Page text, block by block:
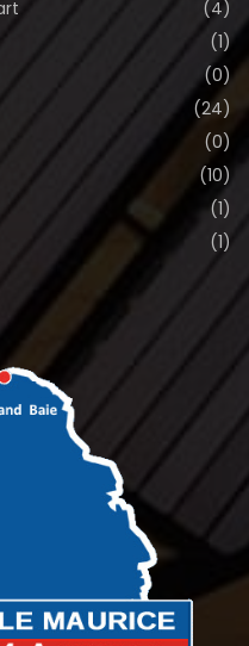
(4)
(1)
(0)
(24)
(0)
(10)
(1)
(1)